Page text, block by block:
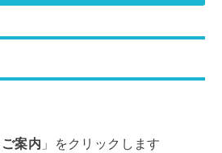
案内 」をクリックします